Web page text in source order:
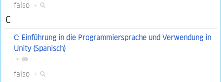
falso +
C
C: Einführung in die Programmiersprache und Verwendung in
Unity (Spanisch)
+
falso +